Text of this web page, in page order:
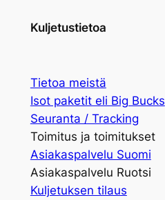
Kuljetustietoa
Tietoa meistä
Isot paketit eli Big Bucks
Seuranta / Tracking
Toimitus ja toimitukset
Asiakaspalvelu Suomi
Asiakaspalvelu Ruotsi
Kuljetuksen tilaus